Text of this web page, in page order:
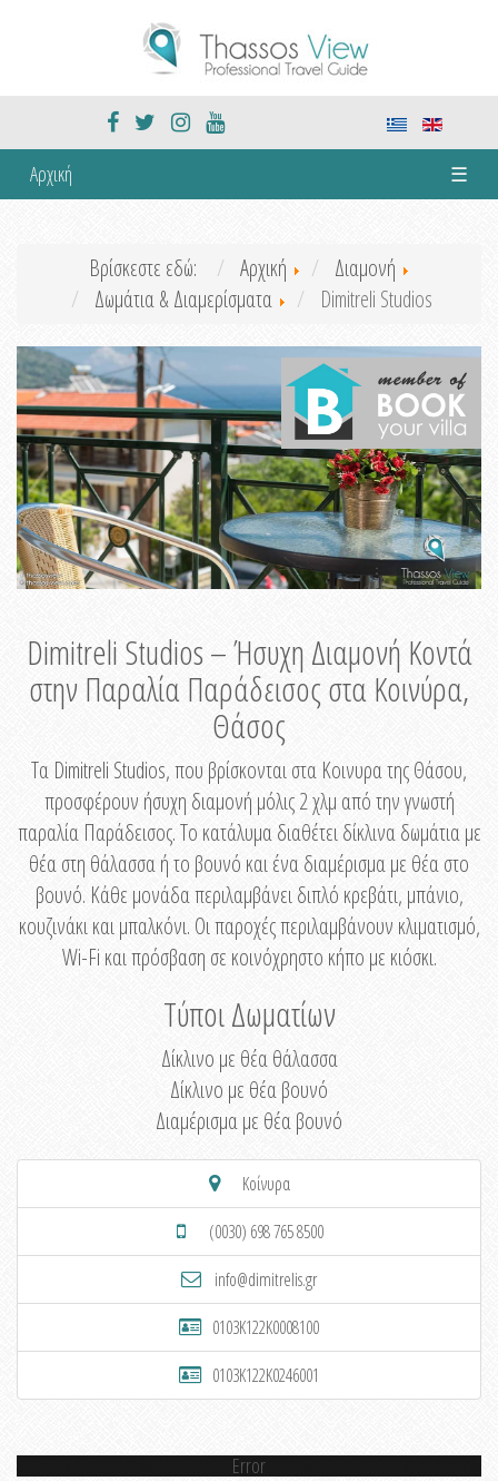
Αρχική ☰
Βρίσκεστε εδώ: Αρχική
Διαμονή
Δωμάτια & Διαμερίσματα
Dimitreli Studios
Dimitreli Studios – Ήσυχη Διαμονή Κοντά
στην Παραλία Παράδεισος στα Κοινύρα,
Θάσος
Τα Dimitreli Studios, που βρίσκονται στα Κοινυρα της Θάσου,
προσφέρουν ήσυχη διαμονή μόλις 2 χλμ από την γνωστή
παραλία Παράδεισος. Το κατάλυμα διαθέτει δίκλινα δωμάτια με
θέα στη θάλασσα ή το βουνό και ένα διαμέρισμα με θέα στο
βουνό. Κάθε μονάδα περιλαμβάνει διπλό κρεβάτι, μπάνιο,
κουζινάκι και μπαλκόνι. Οι παροχές περιλαμβάνουν κλιματισμό,
Wi-Fi και πρόσβαση σε κοινόχρηστο κήπο με κιόσκι.
Τύποι Δωματίων
Δίκλινο με θέα θάλασσα
Δίκλινο με θέα βουνό
Διαμέρισμα με θέα βουνό
Κοίνυρα
(0030) 698 765 8500
info@dimitrelis.gr
0103K122K0008100
0103K122K0246001
Error